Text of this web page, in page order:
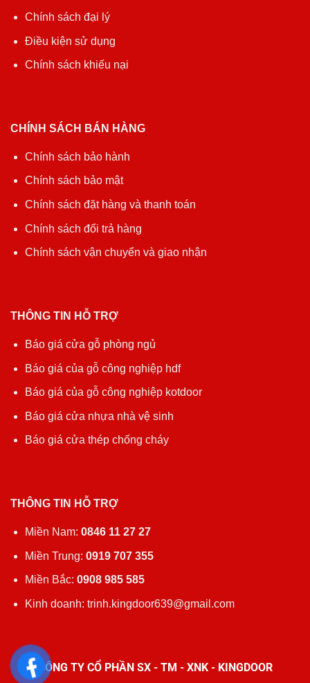
Chính sách đại lý
Điều kiện sử dụng
Chính sách khiếu nại
CHÍNH SÁCH BÁN HÀNG
Chính sách bảo hành
Chính sách bảo mật
Chính sách đặt hàng và thanh toán
Chính sách đổi trả hàng
Chính sách vận chuyển và giao nhận
THÔNG TIN HỖ TRỢ
Báo giá cửa gỗ phòng ngủ
Báo giá của gỗ công nghiệp hdf
Báo giá của gỗ công nghiệp kotdoor
Báo giá cửa nhựa nhà vệ sinh
Báo giá cửa thép chống cháy
THÔNG TIN HỖ TRỢ
Miền Nam: 0846 11 27 27
Miền Trung: 0919 707 355
Miền Bắc: 0908 985 585
Kinh doanh: trinh.kingdoor639@gmail.com
CÔNG TY CỔ PHẦN SX - TM - XNK - KINGDOOR